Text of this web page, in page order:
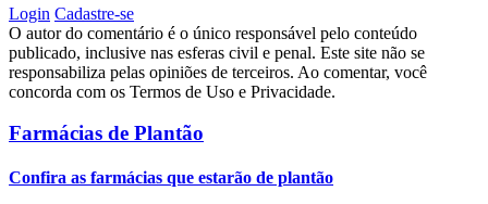
Login Cadastre-se
O autor do comentário é o único responsável pelo conteúdo
publicado, inclusive nas esferas civil e penal. Este site não se
responsabiliza pelas opiniões de terceiros. Ao comentar, você
concorda com os Termos de Uso e Privacidade.
Farmácias de Plantão
Confira as farmácias que estarão de plantão